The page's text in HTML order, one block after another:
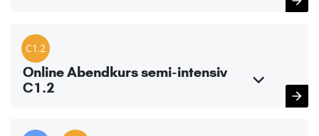
C1.2
Online Abendkurs semi-intensiv
C1.2